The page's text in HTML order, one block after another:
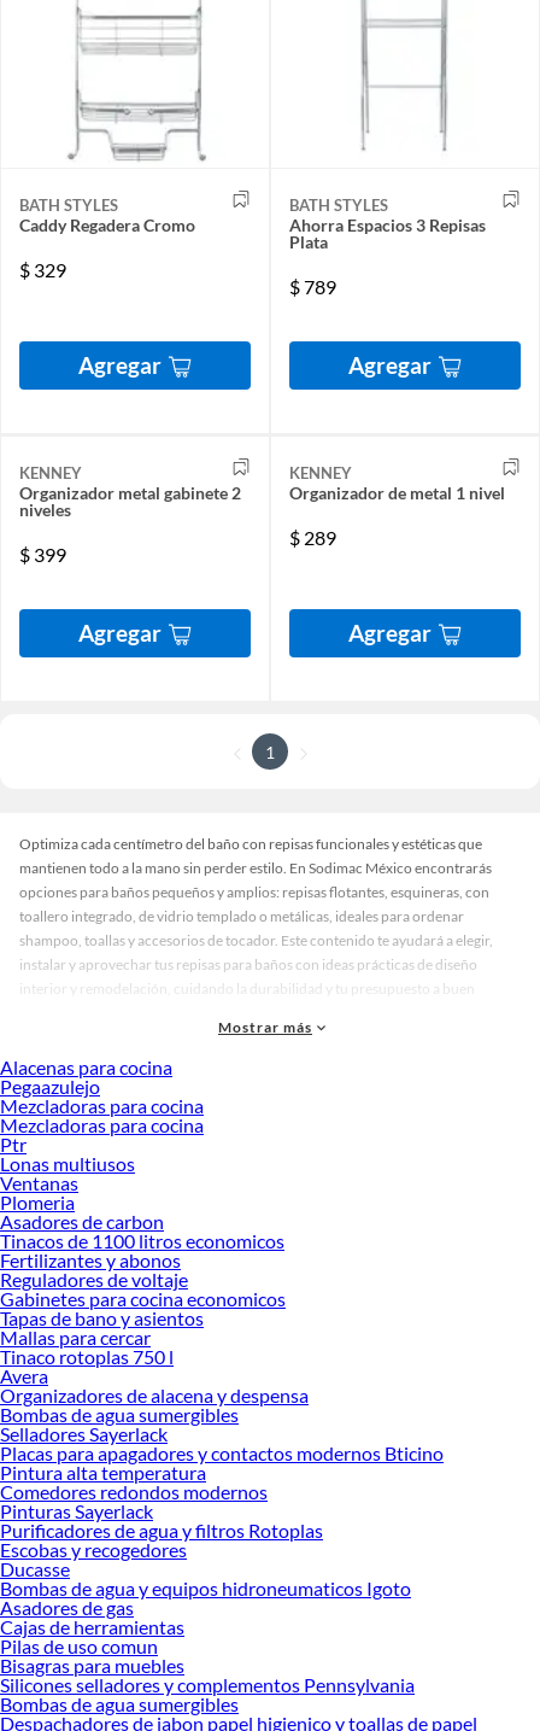
BATH STYLES
Caddy Regadera Cromo
$ 329
Agregar
BATH STYLES
Ahorra Espacios 3 Repisas
Plata
$789
Agregar
KENNEY
Organizador metal gabinete 2
niveles
$ 399
Agregar
KENNEY
Organizador de metal 1 nivel
$ 289
Agregar
1
Optimiza cada centímetro del baño con repisas funcionales y estéticas que
mantienen todo a la mano sin perder estilo. En Sodimac México encontrarás
opciones para baños pequeños y amplios: repisas flotantes, esquineras, con
toallero integrado, de vidrio templado o metálicas, ideales para ordenar
shampoo, toallas y accesorios de tocador. Este contenido te ayudará a elegir,
instalar y aprovechar tus repisas para baños con ideas prácticas de diseño
interior y remodelación, cuidando la durabilidad y tu presupuesto a buen
Las repisas para baños son superficies de almacenamiento vistas o semiocultas,
diseñadas para resistir humedad y salpicaduras. Se instalan en muros, rincones o
sobre el sanitario para aprovechar la altura y liberar espacio del lavamanos o del
mueble de baño. Sirven para organizar productos de higiene, cosméticos, toallas
de mano y elementos decorativos como velas y plantas. Además, aportan un
toque de diseño que aporta orden visual, esencial en espacios compactos.
Ventajas de elegir repisas para baños
Optimización del espacio vertical: permiten guardar más sin saturar el
área del lavabo.
Orden y limpieza visual: cada cosa tiene su lugar, lo que facilita la rutina
diaria.
Estética y personalización: materiales y acabados que combinan con tu
Instalación ágil: muchas opciones requieren fijaciones sencillas o sistemas
sin taladro.
Versatilidad: útiles en baños completos, medios baños y tocadores.
Relación costo–beneficio: una intervención de gran impacto estético y
funcional a buen precio.
Tipos o variantes del producto
Repisas flotantes: con herrajes ocultos para un look minimalista. Ideales
sobre el sanitario o junto al espejo.
Repisas de vidrio templado: limpias y contemporáneas; resisten humedad
y son fáciles de mantener.
Repisas metálicas (acero inoxidable o aluminio): muy durables y
modernas; perfectas para looks industriales.
Repisas esquineras: aprovechan rincones de ducha o cerca del
lavamanos; disponibles en vidrio, metal o plástico de alta resistencia.
Repisas con toallero: integran barra para toallas de mano, eficientes en
Mostrar más
Alacenas para cocina
Pegaazulejo
Mezcladoras para cocina
Mezcladoras para cocina
Ptr
Lonas multiusos
Ventanas
Plomeria
Asadores de carbon
Tinacos de 1100 litros economicos
Fertilizantes y abonos
Reguladores de voltaje
Gabinetes para cocina economicos
Tapas de bano y asientos
Mallas para cercar
Tinaco rotoplas 750 l
Avera
Organizadores de alacena y despensa
Bombas de agua sumergibles
Selladores Sayerlack
Placas para apagadores y contactos modernos Bticino
Pintura alta temperatura
Comedores redondos modernos
Pinturas Sayerlack
Purificadores de agua y filtros Rotoplas
Escobas y recogedores
Ducasse
Bombas de agua y equipos hidroneumaticos Igoto
Asadores de gas
Cajas de herramientas
Pilas de uso comun
Bisagras para muebles
Silicones selladores y complementos Pennsylvania
Bombas de agua sumergibles
Despachadores de jabon papel higienico y toallas de papel